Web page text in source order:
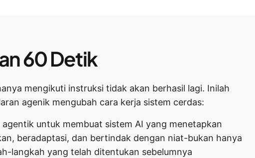
60 Detik
mengikuti instruksi tidak akan berhasil lagi. Inilah
agenik mengubah cara kerja sistem cerdas:
agentik untuk membuat sistem AI yang menetapkan
beradaptasi, dan bertindak dengan niat-bukan hanya
langkah yang telah ditentukan sebelumnya